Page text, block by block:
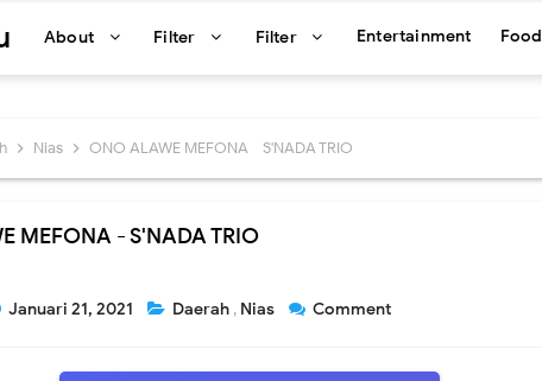
About Filter Filter Entertainment Food
Nias ONO ALAWE MEFONA - S'NADA TRIO
MEFONA - S'NADA TRIO
Januari 21, 2021 Daerah , Nias Comment